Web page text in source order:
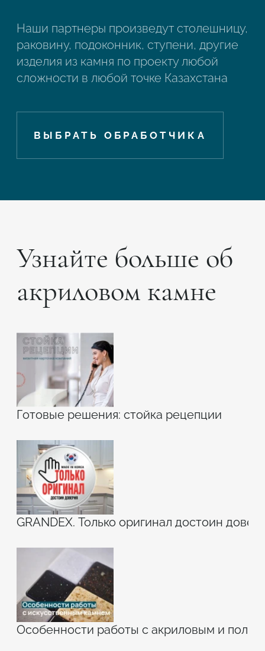
Наши партнеры произведут столешницу,
раковину, подоконник, ступени, другие
изделия из камня по проекту любой
сложности в любой точке Казахстана
ВЫБРАТЬ ОБРАБОТЧИКА
Узнайте больше об
акриловом камне
Готовые решения: стойка рецепции
GRANDEX. Только оригинал достоин
Особенности работы с акриловым и